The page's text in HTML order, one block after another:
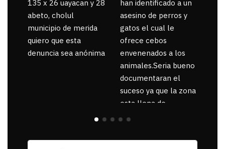
135 x 26 uayacan y 28
abeto, cholul
municipio de merida
quiero que esta
denuncia sea anónima
han identificado a un
asesino de perros y
gatos el cual le
ofrece cebos
envenenados a los
animales.Seria bueno
documentaran el
suceso ya que la zona
esta llena de
pancartas de
exigiendo al asesino